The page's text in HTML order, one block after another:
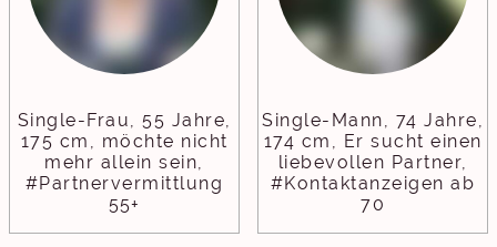
Single-Frau, 55 Jahre,
175 cm, möchte nicht
mehr allein sein,
#Partnervermittlung
55+
Single-Mann, 74 Jahre,
174 cm, Er sucht einen
liebevollen Partner,
#Kontaktanzeigen ab
70